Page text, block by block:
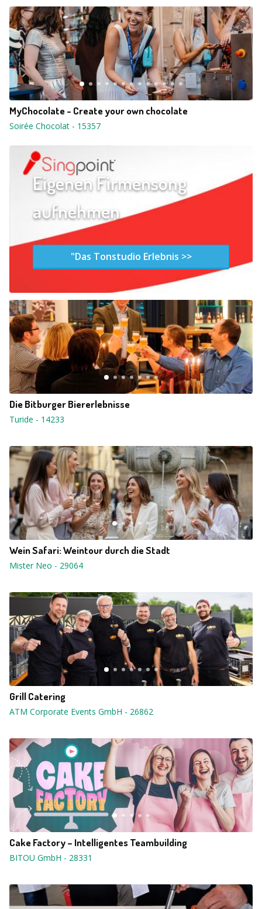
MyChocolate - Create your own chocolate
Soirée Chocolat - 15357
Eigenen Firmensong
aufnehmen
"Das Tonstudio Erlebnis >>
Die Bitburger Biererlebnisse
Turide - 14233
Wein Safari: Weintour durch die Stadt
Mister Neo - 29064
Grill Catering
ATM Corporate Events GmbH - 26862
Cake Factory – Intelligentes Teambuilding
BITOU GmbH - 28331